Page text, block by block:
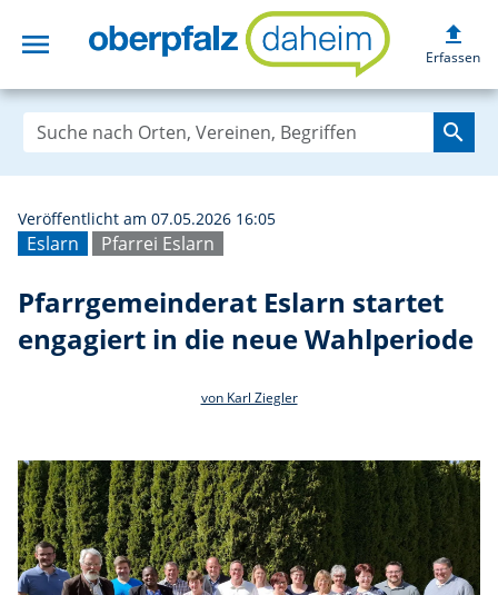
menu upload
Erfassen
search
Eslarn Pfarrei Eslarn
Veröffentlicht am 07.05.2026 16:05
Pfarrgemeinderat Eslarn startet
engagiert in die neue Wahlperiode
von Karl Ziegler